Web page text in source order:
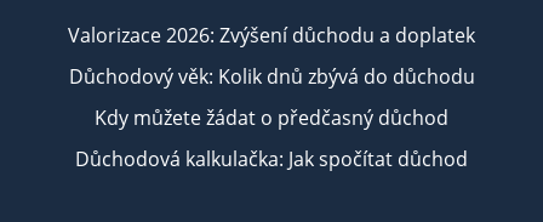
Valorizace 2026: Zvýšení důchodu a doplatek
Důchodový věk: Kolik dnů zbývá do důchodu
Kdy můžete žádat o předčasný důchod
Důchodová kalkulačka: Jak spočítat důchod